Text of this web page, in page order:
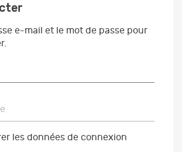
e-mail et le mot de passe pour
les données de connexion